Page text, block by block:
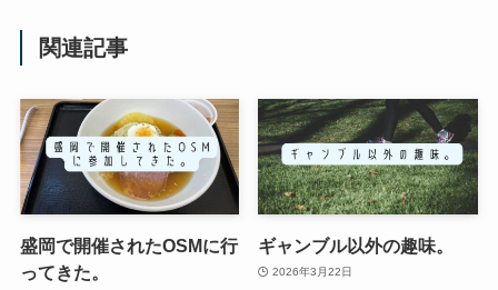
関連記事
盛岡で開催されたOSMに行
ってきた。
ギャンブル以外の趣味。
2026年3月22日